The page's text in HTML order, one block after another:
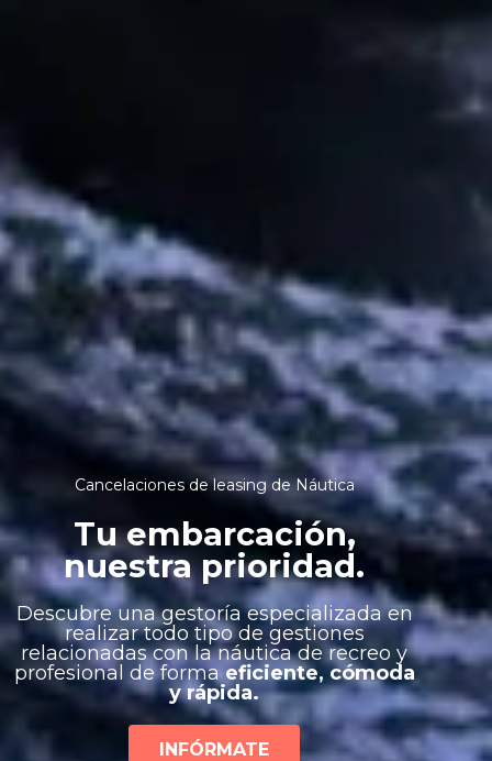
Cancelaciones de leasing de Náutica
Tu embarcación,
nuestra prioridad.
Descubre una gestoría especializada en
realizar todo tipo de gestiones
relacionadas con la náutica de recreo y
profesional de forma eficiente, cómoda
y rápida.
INFÓRMATE